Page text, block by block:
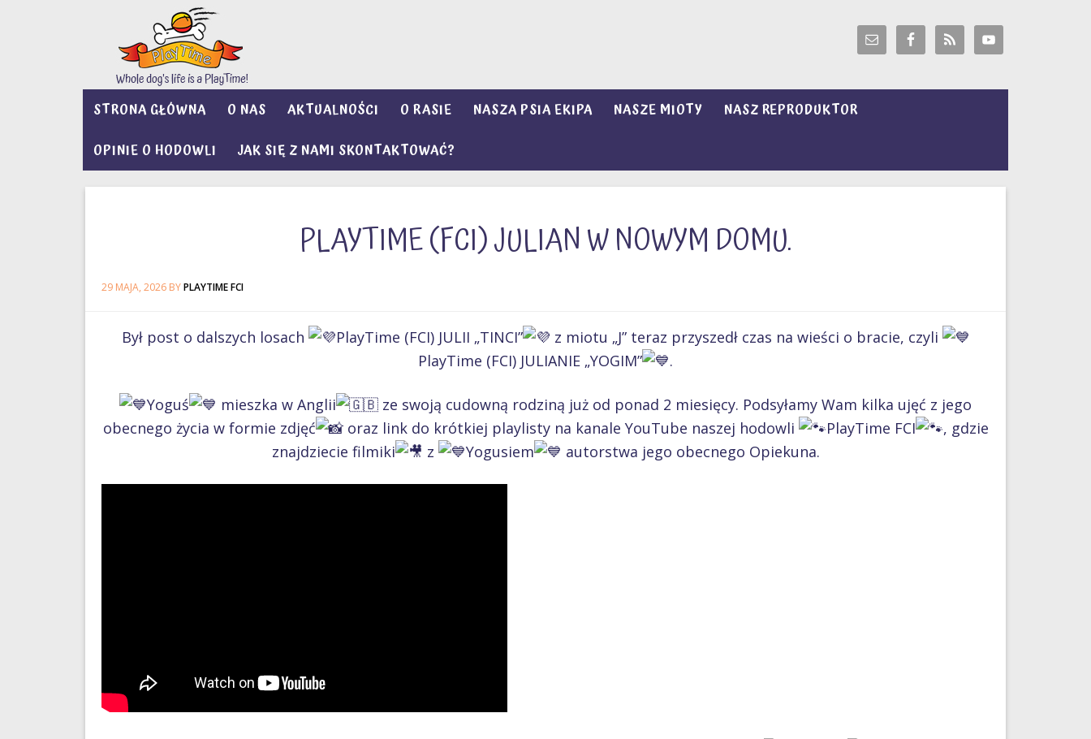
STRONA GŁÓWNA O NAS AKTUALNOŚCI O RASIE NASZA PSIA EKIPA NASZE MIOTY
NASZ REPRODUKTOR
OPINIE O HODOWLI
JAK SIĘ Z NAMI SKONTAKTOWAĆ?
PLAYTIME (FCI) JULIAN W NOWYM DOMU.
29 MAJA, 2026 BYPLAYTIME FCI
Był post o dalszych losach PlayTime (FCI) JULII „TINCI”
z miotu „J” teraz przyszedł czas na wieści o bracie, czyli
PlayTime (FCI) JULIANIE „YOGIM”
.
Yoguś mieszka w Anglii
ze swoją cudowną rodziną już od ponad 2 miesięcy. Podsyłamy Wam kilka ujęć z jego
obecnego życia w formie zdjęć
oraz link do krótkiej playlisty na kanale YouTube naszej hodowli PlayTime FCI
, gdzie
znajdziecie filmiki
z Yogusiem autorstwa jego obecnego Opiekuna.